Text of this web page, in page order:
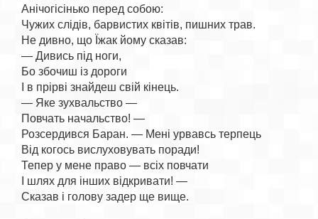
Анічогісінько перед собою:
Чужих слідів, барвистих квітів, пишних трав.
Не дивно, що Їжак йому сказав:
— Дивись під ноги,
Бо збочиш із дороги
І в прірві знайдеш свій кінець.
— Яке зухвальство —
Повчать начальство! —
Розсердився Баран. — Мені урвавсь терпець
Від когось вислуховувать поради!
Тепер у мене право — всіх повчати
І шлях для інших відкривати! —
Сказав і голову задер ще вище.